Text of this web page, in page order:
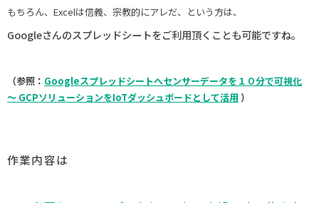
もちろん、Excelは信義、宗教的にアレだ、という方は、
Googleさんのスプレッドシートをご利用頂くことも可能ですね。
（参照： Googleスプレッドシートへセンサーデータを１０分で可視化
〜 GCPソリューションをIoTダッシュボードとして活用 ）
作業内容は